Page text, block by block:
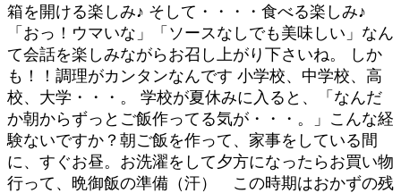
箱を開ける楽しみ♪ そして・・・・食べる楽しみ♪
「おっ！ウマいな」「ソースなしでも美味しい」なん
て会話を楽しみながらお召し上がり下さいね。 しか
も！！調理がカンタンなんです 小学校、中学校、高
校、大学・・・。 学校が夏休みに入ると、「なんだ
か朝からずっとご飯作ってる気が・・・。」こんな経
験ないですか？朝ご飯を作って、家事をしている間
に、すぐお昼。お洗濯をして夕方になったらお買い物
行って、晩御飯の準備（汗） この時期はおかずの残